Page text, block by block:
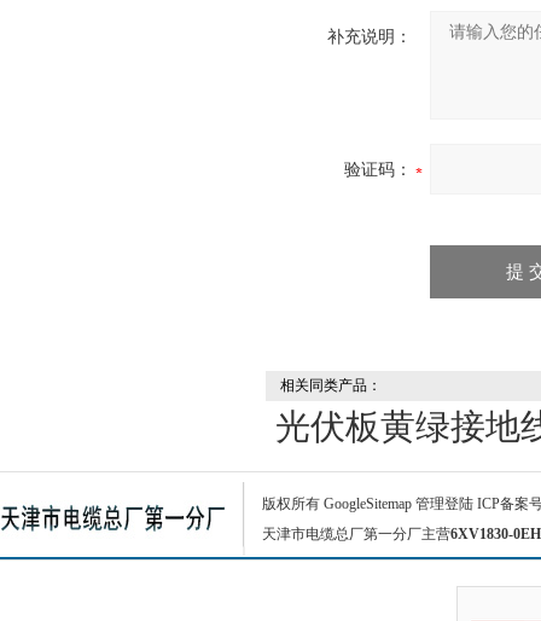
补充说明：
验证码：
相关同类产品：
光伏板黄绿接地
版权所有 GoogleSitemap 管理登陆 ICP备案
天津市电缆总厂第一分厂主营6XV1830-